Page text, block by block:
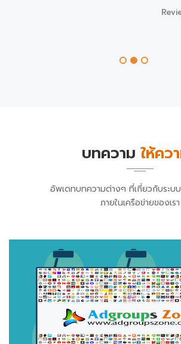
บทความให้คว
อัพเดทบทความต่างๆ ที่เกี่ยวกับระบบ
ภายในเครือข่ายของเรา